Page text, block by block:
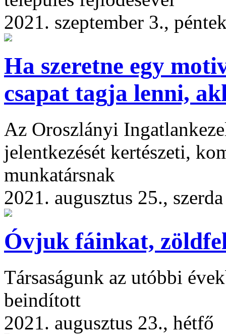
2021. szeptember 3.,
Ha szeretne egy
csapat tagja lenni,
Az Oroszlányi
jelentkezését kertészeti,
munkatársnak
2021. augusztus 25., szerda
Óvjuk fáinkat,
Társaságunk az utóbbi
beindított
2021. augusztus 23., hétfő